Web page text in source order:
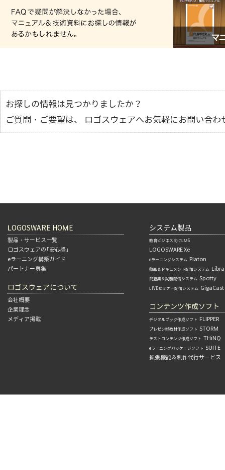
お探しの情報は見つかりましたか？
ご質問・ご要望は、 ロゴスウェアへお気軽にお問い合
LOGOSWARE HOME
製品・サービス一覧
ロゴスウェアの「安心感」
eラーニング構築ガイド
パートナー募集
ロゴスウェアについて
会社概要
企業理念
メディア掲載
システム製品
教育ビジネス向けLMS
LOGOSWARE Xe
eラーニングシステム Platon
動画＆ドキュメント配信システム Libra
問題集＆試験配信システム Spotty
LIVEセミナー配信システム GigaCast
コンテンツ作成ソフト
デジタルブック作成ソフト FLIPPER
プレゼン型教材作成ソフト STORM
テストコンテンツ作成ソフト THiNQ
eラーニングパッケージソフト SUITE
拡張機能＆制作代行サービス